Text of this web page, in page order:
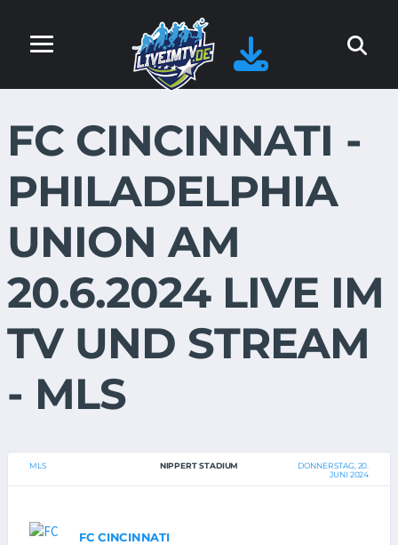
FC CINCINNATI -
PHILADELPHIA
UNION AM
20.6.2024 LIVE IM
TV UND STREAM
- MLS
MLS NIPPERT STADIUM
DONNERSTAG, 20.
JUNI 2024
FC CINCINNATI